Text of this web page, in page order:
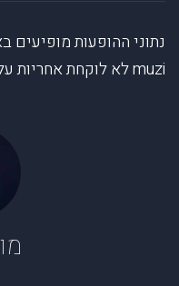
נתוני ההופעות
muzi לא לוקחת אחריות על המיידעים המוצגים.